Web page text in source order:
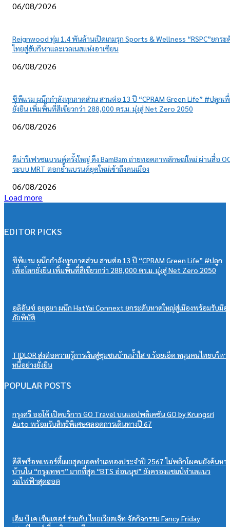
06/08/2026
Reignwood ทุ่ม 1.4 พันล้านเปิดเกมรุก Sports & Wellness “RSPC”ยกระ
ไทยสู่ฮับกีฬาและเวลเนสแห่งอาเซียน
06/08/2026
ซีพีแรม ผนึกกำลังทุกภาคส่วน สานต่อ 13 ปี “CPRAM Green Life” #ปลูกเ
ยั่งยืน เพิ่มพื้นที่สีเขียวกว่า 288,000 ตร.ม. มุ่งสู่ Net Zero 2050
06/08/2026
ดีน่ารีเฟรชแบรนด์ครั้งใหญ่ ดึง BamBam ถ่ายทอดภาพลักษณ์ใหม่ ผ่านสื่อ
ระบบ MRT ตอกย้ำแบรนด์ยุคใหม่เข้าถึงคนเมือง
06/08/2026
Load more
EDITOR PICKS
ซีพีแรม ผนึกกำลังทุกภาคส่วน สานต่อ 13 ปี “CPRAM Green Life” #ปลูก
เพื่อโลกยั่งยืน เพิ่มพื้นที่สีเขียวกว่า 288,000 ตร.ม. มุ่งสู่ Net Zero 2050
อลิอันซ์ อยุธยา ผนึก HatYai Connext ยกระดับหาดใหญ่สู่เมืองพร้อมรับมือ
ภัยพิบัติ
TIDLOR ส่งต่อความรู้การเงินสู่ชุมชนบ้านน้ำใส จ.ร้อยเอ็ด หนุนคนไทยบริหา
หนี้อย่างยั่งยืน
POPULAR POSTS
กรุงศรี ออโต้ เปิดบริการ GO Travel บนแอปพลิเคชัน GO by Krungsri
Auto พร้อมรับสิทธิพิเศษตลอดการเดินทางปี 67
ดีดีพร็อพเพอร์ตี้เผยสุดยอดทำเลทองประจำปี 2567 ไม่พลิกโผคนยังค้นหา
บ้านใน “กรุงเทพฯ” มากที่สุด “BTS อ่อนนุช” ยังครองแชมป์ทำเลแนว
รถไฟฟ้าสุดฮอต
เอ็ม บี เค เซ็นเตอร์ ร่วมกับ ไทยเวียตเจ็ท จัดกิจกรรม Fancy Friday